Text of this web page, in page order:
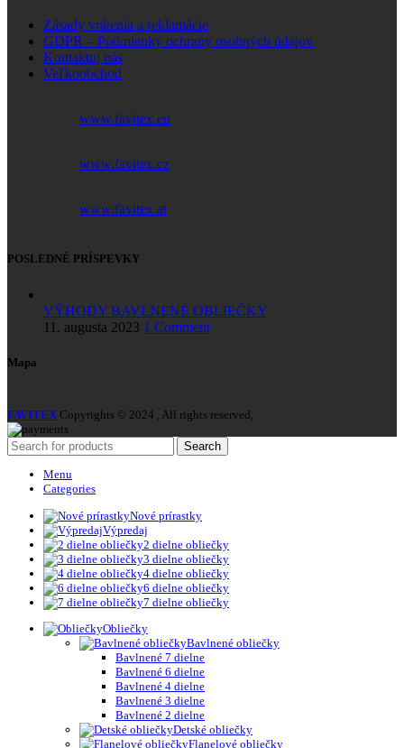
Zásady vrátenia a reklamácie
GDPR – Podmienky ochrany osobných údajov
Kontaktuj nás
Veľkoobchod
www.favitex.eu
www.favitex.cz
www.favitex.at
POSLEDNÉ PRÍSPEVKY
VÝHODY BAVLNENÉ OBLIEČKY
11. augusta 2023 1 Comment
Mapa
FAVITEX Copyrights © 2024 , All rights reserved,
Search
Menu
Categories
Nové prírastky
Výpredaj
2 dielne obliečky
3 dielne obliečky
4 dielne obliečky
6 dielne obliečky
7 dielne obliečky
Obliečky
Bavlnené obliečky
Bavlnené 7 dielne
Bavlnené 6 dielne
Bavlnené 4 dielne
Bavlnené 3 dielne
Bavlnené 2 dielne
Detské obliečky
Flanelové obliečky